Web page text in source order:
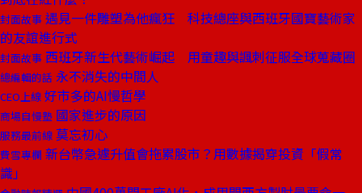
封面故事 遇見一件雕塑為他瘋狂 科技總座與西班牙國寶藝術家
的友誼進行式
封面故事 西班牙新生代藝術崛起 用童趣與諷刺征服全球蒐藏圈
總編輯的話 永不消失的中間人
CEO上線 好市多的AI慢哲學
商場自慢塾 國家進步的原因
服務最前線 莫忘初心
費雪專欄 新台幣急遽升值會拖累股市？用數據揭穿投資「假常
識」